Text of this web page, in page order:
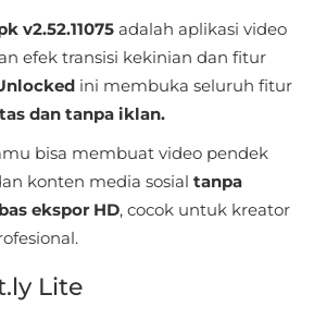
v2.52.11075 adalah aplikasi video
efek transisi kekinian dan fitur
ini membuka seluruh fitur
dan tanpa iklan.
bisa membuat video pendek
konten media sosial tanpa
ekspor HD, cocok untuk kreator
Lite